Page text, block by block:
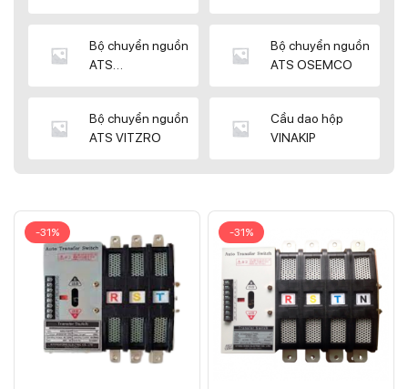
Bộ chuyển nguồn
ATS
Bộ chuyển nguồn
ATS OSEMCO
Bộ chuyển nguồn
ATS VITZRO
Cầu dao hộp
VINAKIP
-31% -31%